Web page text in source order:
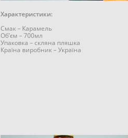
Характеристики:
Смак – Карамель
Об’єм – 700мл
Упаковка – скляна пляшка
Країна виробник – Україна